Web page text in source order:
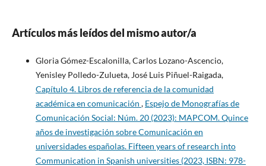
Artículos más leídos del mismo autor/a
Gloria Gómez-Escalonilla, Carlos Lozano-Ascencio,
Yenisley Polledo-Zulueta, José Luis Piñuel-Raigada,
Capítulo 4. Libros de referencia de la comunidad
académica en comunicación , Espejo de Monografías de
Comunicación Social: Núm. 20 (2023): MAPCOM. Quince
años de investigación sobre Comunicación en
universidades españolas. Fifteen years of research into
Communication in Spanish universities (2023, ISBN: 978-